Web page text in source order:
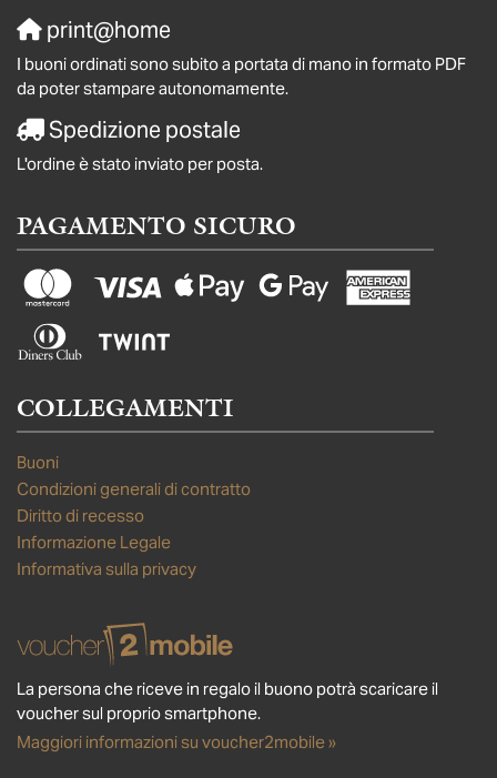
print@home
I buoni ordinati sono subito a portata di mano in formato PDF
da poter stampare autonomamente.
Spedizione postale
L'ordine è stato inviato per posta.
PAGAMENTO SICURO
COLLEGAMENTI
Buoni
Condizioni generali di contratto
Diritto di recesso
Informazione Legale
Informativa sulla privacy
La persona che riceve in regalo il buono potrà scaricare il
voucher sul proprio smartphone.
Maggiori informazioni su voucher2mobile »